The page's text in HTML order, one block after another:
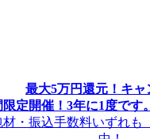
最大5万円還元！キャ
限定開催！3年に1度です
・振込手数料いずれも